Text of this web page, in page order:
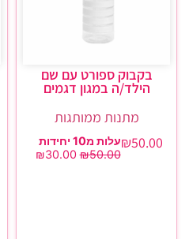
בקבוק ספורט עם שם
הילד/ה במגון דגמים
מתנות ממותגות
₪50.00
עלות מ10 יחידות
₪50.00
₪30.00